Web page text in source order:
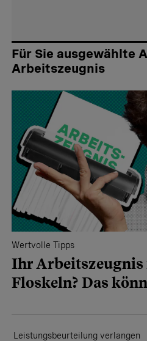
Für Sie ausgewählte
Arbeitszeugnis
Wertvolle Tipps
Ihr Arbeits­­zeugnis
Floskeln? Das
Leistungsbeurteilung verlangen